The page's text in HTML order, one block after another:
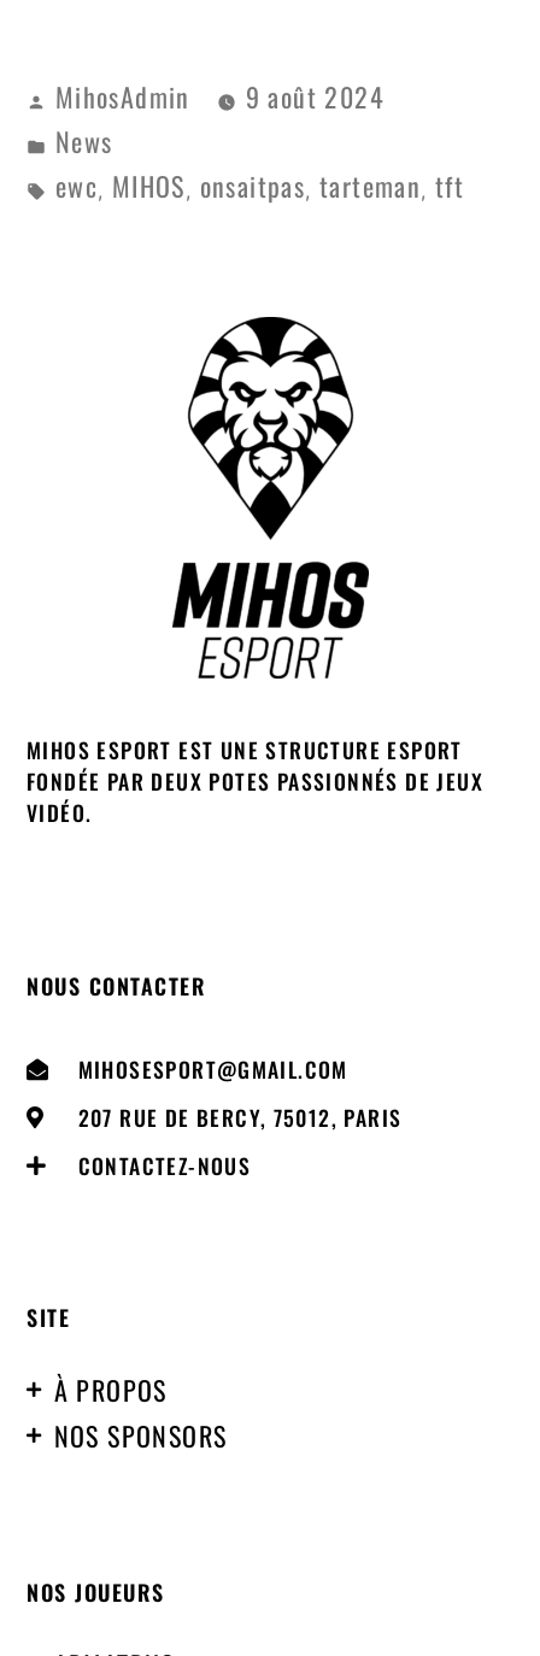
MihosAdmin
9 août 2024
News
ewc, MIHOS, onsaitpas,tarteman,tft
MIHOS ESPORT EST UNE STRUCTURE ESPORT
FONDÉE PAR DEUX POTES PASSIONNÉS DE JEUX
VIDÉO.
NOUS CONTACTER
MIHOSESPORT@GMAIL.COM
207 RUE DE BERCY, 75012, PARIS
CONTACTEZ-NOUS
SITE
À PROPOS
NOS SPONSORS
NOS JOUEURS